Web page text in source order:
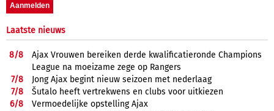
Laatste nieuws
8/8
Ajax Vrouwen bereiken derde kwalificatieronde Champions
League na moeizame zege op Rangers
7/8
Jong Ajax begint nieuw seizoen met nederlaag
7/8
Šutalo heeft vertrekwens en clubs voor uitkiezen
6/8
Vermoedelijke opstelling Ajax